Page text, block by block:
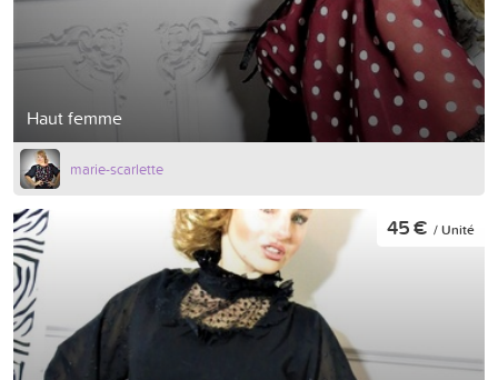
Haut femme
marie-scarlette
45 € / Unité